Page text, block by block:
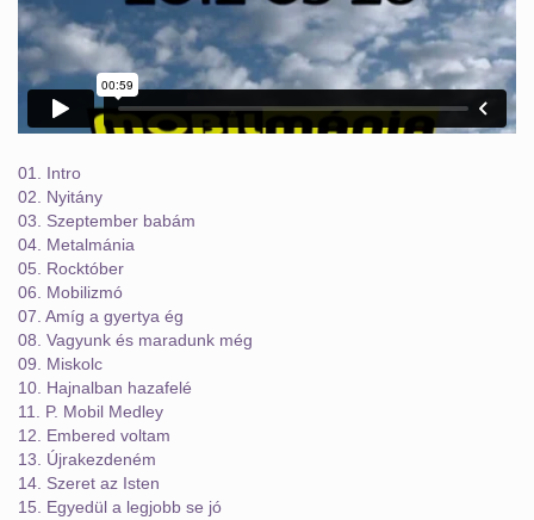
01. Intro
02. Nyitány
03. Szeptember babám
04. Metalmánia
05. Rocktóber
06. Mobilizmó
07. Amíg a gyertya ég
08. Vagyunk és maradunk még
09. Miskolc
10. Hajnalban hazafelé
11. P. Mobil Medley
12. Embered voltam
13. Újrakezdeném
14. Szeret az Isten
15. Egyedül a legjobb se jó